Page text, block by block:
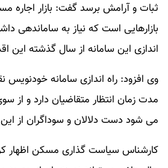
ثبات و آرامش برسد گفت: بازار اجاره
بازارهایی است که نیاز به ساماندهی
اندازی این سامانه از سال گذشته این
وی افزود: راه اندازی سامانه
مدت زمان انتظار متقاضیان دارد و از
می شود دست دلالان و سوداگران از این
کارشناس سیاست گذاری مسکن اظهار